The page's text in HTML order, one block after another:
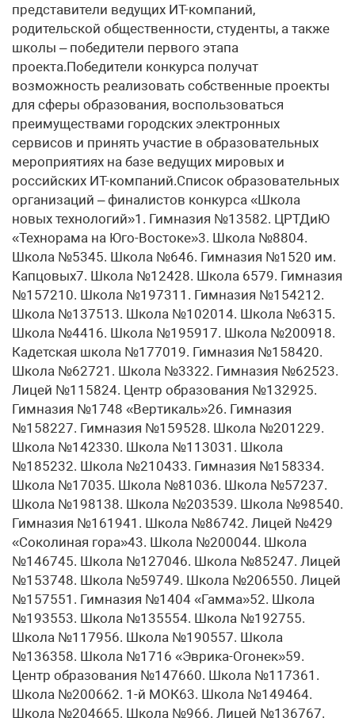
представители ведущих ИТ-компаний,
родительской общественности, студенты, а также
школы – победители первого этапа
проекта.Победители конкурса получат
возможность реализовать собственные проекты
для сферы образования, воспользоваться
преимуществами городских электронных
сервисов и принять участие в образовательных
мероприятиях на базе ведущих мировых и
российских ИТ-компаний.Список образовательных
организаций – финалистов конкурса «Школа
новых технологий»1. Гимназия №13582. ЦРТДиЮ
«Технорама на Юго-Востоке»3. Школа №8804.
Школа №5345. Школа №646. Гимназия №1520 им.
Капцовых7. Школа №12428. Школа 6579. Гимназия
№157210. Школа №197311. Гимназия №154212.
Школа №137513. Школа №102014. Школа №6315.
Школа №4416. Школа №195917. Школа №200918.
Кадетская школа №177019. Гимназия №158420.
Школа №62721. Школа №3322. Гимназия №62523.
Лицей №115824. Центр образования №132925.
Гимназия №1748 «Вертикаль»26. Гимназия
№158227. Гимназия №159528. Школа №201229.
Школа №142330. Школа №113031. Школа
№185232. Школа №210433. Гимназия №158334.
Школа №17035. Школа №81036. Школа №57237.
Школа №198138. Школа №203539. Школа №98540.
Гимназия №161941. Школа №86742. Лицей №429
«Соколиная гора»43. Школа №200044. Школа
№146745. Школа №127046. Школа №85247. Лицей
№153748. Школа №59749. Школа №206550. Лицей
№157551. Гимназия №1404 «Гамма»52. Школа
№193553. Школа №135554. Школа №192755.
Школа №117956. Школа №190557. Школа
№136358. Школа №1716 «Эврика-Огонек»59.
Центр образования №147660. Школа №117361.
Школа №200662. 1-й МОК63. Школа №149464.
Школа №204665. Школа №966. Лицей №136767.